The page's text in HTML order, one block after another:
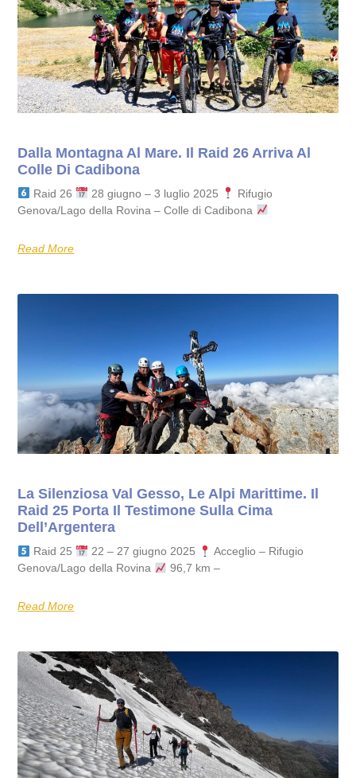
Dalla Montagna Al Mare. Il Raid 26 Arriva Al
Colle Di Cadibona
Raid 26 28 giugno – 3 luglio 2025
Rifugio
Genova/Lago della Rovina – Colle di Cadibona
Read More
La Silenziosa Val Gesso, Le Alpi Marittime. Il
Raid 25 Porta Il Testimone Sulla Cima
Dell’Argentera
Raid 25 22 – 27 giugno 2025
Acceglio – Rifugio
Genova/Lago della Rovina
96,7 km –
Read More